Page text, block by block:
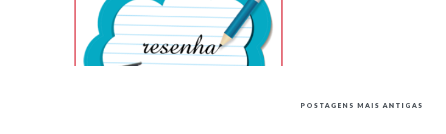
POSTAGENS MAIS ANTIGAS